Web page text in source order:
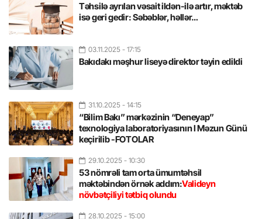
Təhsilə ayrılan vəsait ildən-ilə artır, məktəb
isə geri gedir: Səbəblər, həllər…
03.11.2025 - 17:15
Bakıdakı məşhur liseyə direktor təyin edildi
31.10.2025 - 14:15
“Bilim Bakı” mərkəzinin “Deneyap”
texnologiya laboratoriyasının I Məzun Günü
keçirilib -FOTOLAR
29.10.2025 - 10:30
53 nömrəli tam orta ümumtəhsil
məktəbindən örnək addım:Valideyn
növbətçiliyi tətbiq olundu
28.10.2025 - 15:00